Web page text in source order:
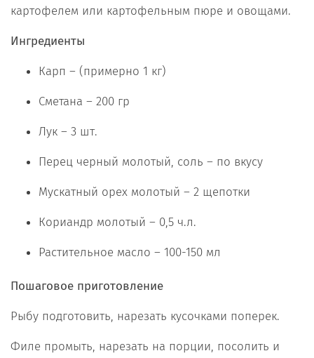
картофелем или картофельным пюре и овощами.
Ингредиенты
Карп – (примерно 1 кг)
Сметана – 200 гр
Лук – 3 шт.
Перец черный молотый, соль – по вкусу
Мускатный орех молотый – 2 щепотки
Кориандр молотый – 0,5 ч.л.
Растительное масло – 100-150 мл
Пошаговое приготовление
Рыбу подготовить, нарезать кусочками поперек.
Филе промыть, нарезать на порции, посолить и